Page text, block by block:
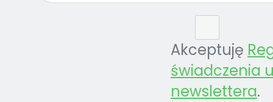
Akceptuję
świadczenia
newslettera.